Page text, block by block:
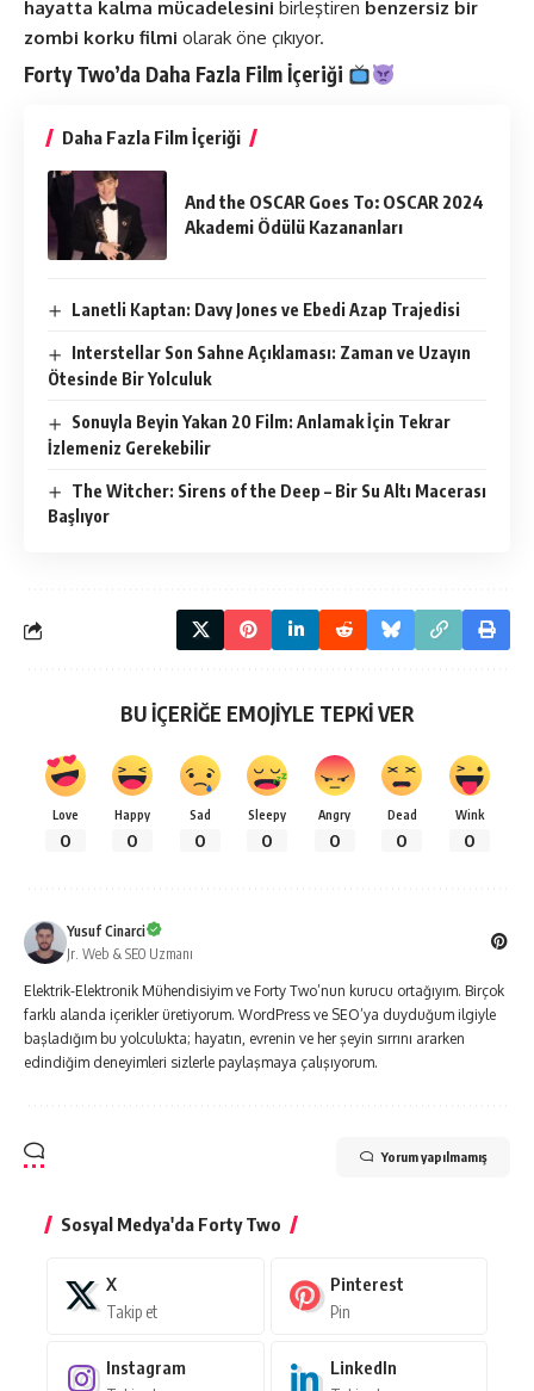
hayatta kalma mücadelesini birleştiren benzersiz bir
zombi korku filmi olarak öne çıkıyor​.
Forty Two’da Daha Fazla Filmİçeriği
Daha Fazla Film İçeriği
And the OSCAR Goes To: OSCAR 2024
Akademi Ödülü Kazananları
Lanetli Kaptan: Davy Jones ve Ebedi Azap Trajedisi
Interstellar Son Sahne Açıklaması: Zaman ve Uzayın
Ötesinde Bir Yolculuk
Sonuyla Beyin Yakan 20 Film: Anlamak İçin Tekrar
İzlemeniz Gerekebilir
The Witcher: Sirens of the Deep – Bir Su Altı Macerası
Başlıyor
BU İÇERİĞE EMOJİYLE TEPKİ VER
Love
0
Happy
0
Sad
0
Sleepy
0
Angry
0
Dead
0
Wink
0
Yusuf Cinarci
Jr. Web & SEO Uzmanı
Elektrik-Elektronik Mühendisiyim ve Forty Two’nun kurucu ortağıyım. Birçok
farklı alanda içerikler üretiyorum. WordPress ve SEO’ya duyduğum ilgiyle
başladığım bu yolculukta; hayatın, evrenin ve her şeyin sırrını ararken
edindiğim deneyimleri sizlerle paylaşmaya çalışıyorum.
Yorum yapılmamış
Sosyal Medya'da Forty Two
X
Takip et
Pinterest
Pin
Instagram LinkedIn